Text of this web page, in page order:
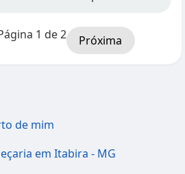
1 de 2 Próxima
de mim
em Itabira - MG